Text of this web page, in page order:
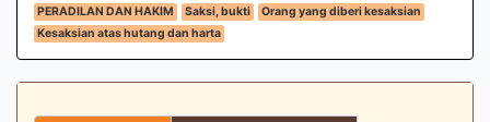
PERADILAN DAN HAKIM
Saksi, bukti
Orang yang diberi kesaksian
Kesaksian atas hutang dan harta